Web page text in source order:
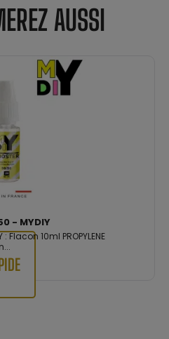
AUSSI
- MYDIY
10ml PROPYLENE